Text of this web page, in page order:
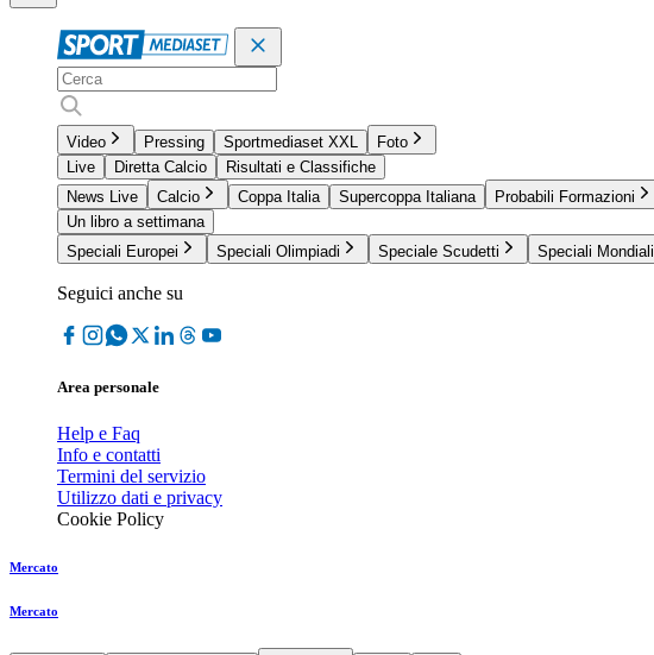
Video Pressing Sportmediaset XXL
Foto
Live
Diretta Calcio
Risultati e Classifiche
News Live
Calcio Coppa Italia Supercoppa Italiana Probabili Formazioni
Un libro a settimana
Speciali Europei
Speciali Olimpiadi Speciale Scudetti Speciali Mondiali
Seguici anche su
Area personale
Help e Faq
Info e contatti
Termini del servizio
Utilizzo dati e privacy
Cookie Policy
Mercato
Mercato